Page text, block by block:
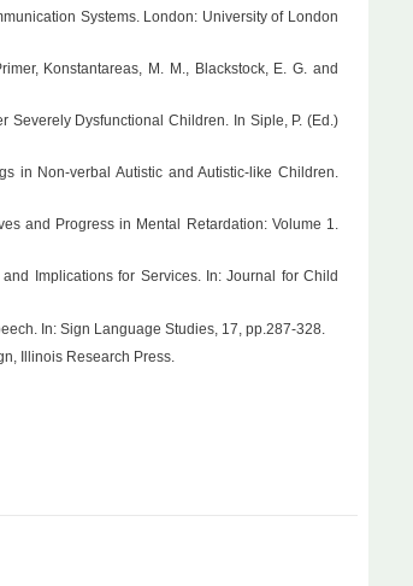
Systems. London: University of London
Konstantareas, M. M., Blackstock, E. G. and
Severely Dysfunctional Children. In Siple, P. (Ed.)
in Non-verbal Autistic and Autistic-like Children.
and Progress in Mental Retardation: Volume 1.
Implications for Services. In: Journal for Child
In: Sign Language Studies, 17, pp.287-328.
Illinois Research Press.